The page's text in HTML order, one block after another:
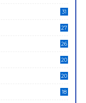
31
27
26
20
20
18